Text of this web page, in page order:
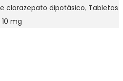
clorazepato dipotásico, Tabletas
mg